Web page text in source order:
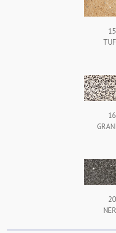
15
16
20